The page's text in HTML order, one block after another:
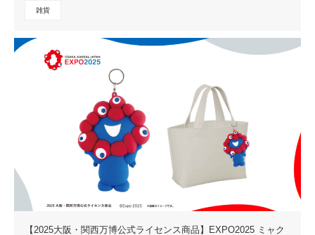
雑貨
【2025大阪・関西万博公式ライセンス商品】EXPO2025 ミャク